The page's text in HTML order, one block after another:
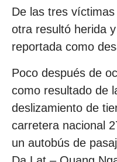
De las tres
otra resultó herida
reportada como
Poco después de
como resultado de
deslizamiento de
carretera nacional
un autobús de